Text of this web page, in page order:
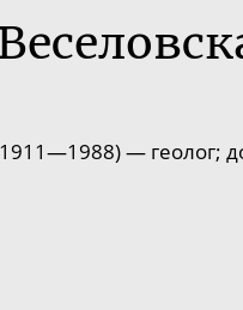
—1988)—геолог;